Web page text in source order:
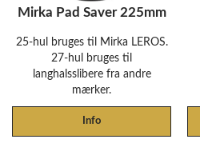
Mirka Pad Saver 225mm
25-hul bruges til Mirka LEROS.
27-hul bruges til
langhalsslibere fra andre
mærker.
Info